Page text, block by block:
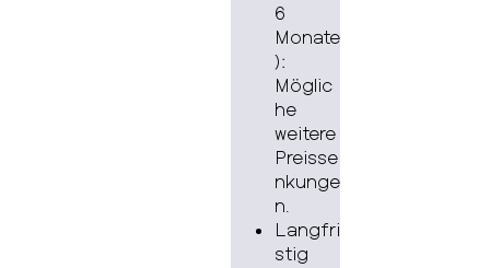
6
Monate
):
Möglic
he
weitere
Preisse
nkunge
n.
Langfri
stig